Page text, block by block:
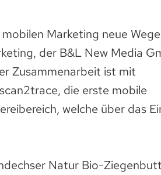
Marketing neue
der B&L New Media
Zusammenarbeit ist mit
die erste mobile
welche über das
Natur Bio-